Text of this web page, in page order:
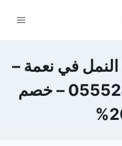
في نعمة –
العين 0555241770 – خصم